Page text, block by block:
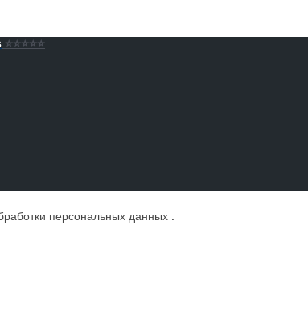
⭐️⭐️⭐️⭐️⭐️
персональных данных .